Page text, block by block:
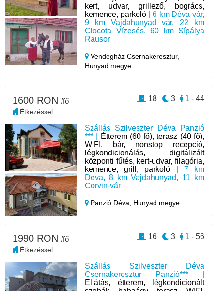
kert, udvar, grillező, bogrács,
kemence, parkoló| 6 km Déva vár,
9 km Vajdahunyad vár, 22 km
Clocota Vízesés, 60 km Sípálya
Rausor
Vendégház Csernakeresztur,
Hunyad megye
Szállás Szilveszter Déva Panzió
*** |
Étterem (60 fő), terasz (40 fő),
WIFI, bár, nonstop recepció,
légkondicionálás, digitálizált
központi fűtés, kert-udvar, filagória,
kemence, grill, parkoló | 7 km
Déva, 8 km Vajdahunyad, 11 km
Corvin-vár
Panzió Déva, Hunyad megye
1600 RON /fő
Étkezéssel
1 - 44
3
18
Szállás Szilveszter Déva
Csernakeresztur Panzió*** |
Ellátás, étterem, légkondicionált
1990 RON /fő
Étkezéssel
1 - 56
3
16